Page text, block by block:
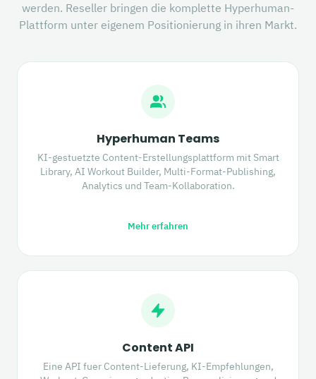
werden. Reseller bringen die komplette Hyperhuman-
Plattform unter eigenem Positionierung in ihren Markt.
Hyperhuman Teams
KI-gestuetzte Content-Erstellungsplattform mit Smart
Library, AI Workout Builder, Multi-Format-Publishing,
Analytics und Team-Kollaboration.
Mehr erfahren
Content API
Eine API fuer Content-Lieferung, KI-Empfehlungen,